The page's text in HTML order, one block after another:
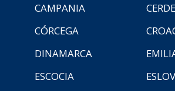
CAMPANIA
CÓRCEGA
DINAMARCA
ESCOCIA